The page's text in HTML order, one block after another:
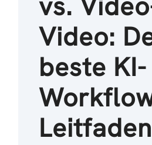
Video:
beste KI-
Leitfaden